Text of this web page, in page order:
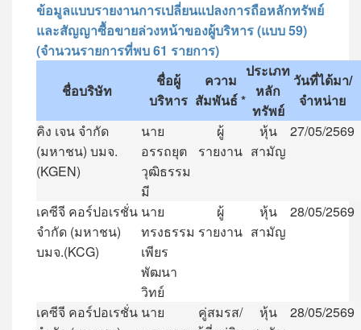
ข้อมูลแบบรายงานการเปลี่ยนแปลงการถือหลักทรัพย์
และสัญญาซื้อขายล่วงหน้าของผู้บริหาร (แบบ 59)
(จำนวนรายการที่พบ 61 รายการ)
ชื่อบริษัท
ชื่อผู้
บริหาร
ความ
สัมพันธ์*
ประเภท
หลัก
ทรัพย์
วันที่ได้มา/
จำหน่าย
คิง เจน จำกัด
(มหาชน) บมจ.
(KGEN)
นาย
อรรถยุต
วุฒิธรรม
มี
ผู้
รายงาน
หุ้น
สามัญ
27/05/2569
เคซีจี คอร์ปอเรชั่น
จำกัด (มหาชน)
บมจ.(KCG)
นาย
ทรงธรรม
เพียร
พัฒนา
วิทย์
ผู้
รายงาน
หุ้น
สามัญ
28/05/2569
เคซีจี คอร์ปอเรชั่น นาย
คู่สมรส/
หุ้น
28/05/2569